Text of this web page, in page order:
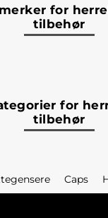
for
tilbehør
for
tilbehør
Caps